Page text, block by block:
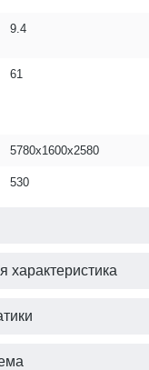
9.4
61
5780х1600х2580
530
характеристика